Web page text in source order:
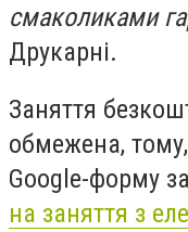
смаколиками
Друкарні.
Заняття
обмежена,
Google-форму
на заняття з